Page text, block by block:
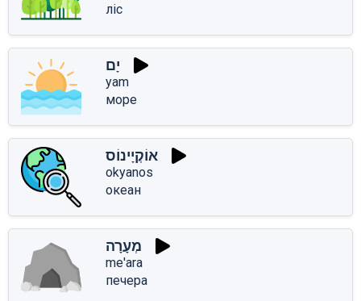
ліс
יָם
yam
море
אוֹקְיָינוֹס
okyanos
океан
מְעָרָה
me'ara
печера